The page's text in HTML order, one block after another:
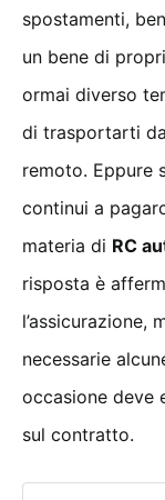
spostamenti,
un bene di
ormai diverso
di trasportarti
remoto. Eppure
continui a
materia di RC
risposta è
l’assicurazione,
necessarie
occasione deve
sul contratto.